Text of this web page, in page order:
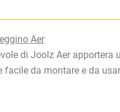
Aer
di Joolz Aer apportera
facile da montare e da